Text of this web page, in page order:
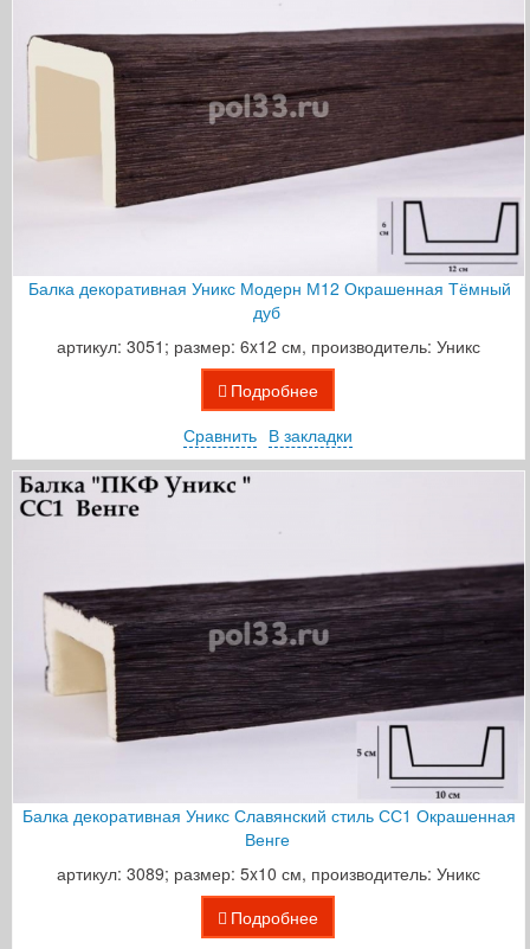
Балка декоративная Уникс Модерн М12 Окрашенная Тёмный
дуб
артикул: 3051; размер: 6x12 см, производитель: Уникс
Подробнее
Сравнить В закладки
Балка декоративная Уникс Славянский стиль СС1 Окрашенная
Венге
артикул: 3089; размер: 5x10 см, производитель: Уникс
Подробнее